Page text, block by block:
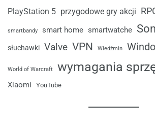
PlayStation 5 przygodowe gry akcji
smartbandy smart home smartwatche
słuchawki Valve VPN Wiedźmin
World of Warcraft wymagania
Xiaomi YouTube